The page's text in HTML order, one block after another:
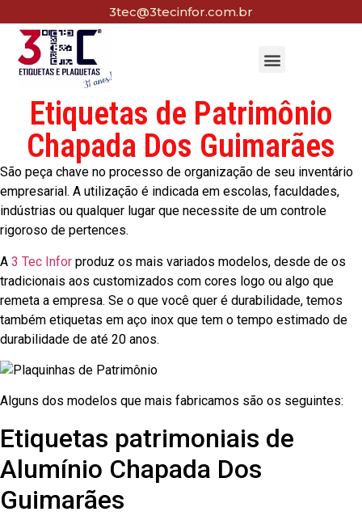
3tec@3tecinfor.com.br
Etiquetas de Patrimônio
Chapada Dos Guimarães
São peça chave no processo de organização de seu inventário
empresarial. A utilização é indicada em escolas, faculdades,
indústrias ou qualquer lugar que necessite de um controle
rigoroso de pertences.
A 3 Tec Infor produz os mais variados modelos, desde de os
tradicionais aos customizados com cores logo ou algo que
remeta a empresa. Se o que você quer é durabilidade, temos
também etiquetas em aço inox que tem o tempo estimado de
durabilidade de até 20 anos.
Alguns dos modelos que mais fabricamos são os seguintes:
Etiquetas patrimoniais de
Alumínio Chapada Dos
Guimarães